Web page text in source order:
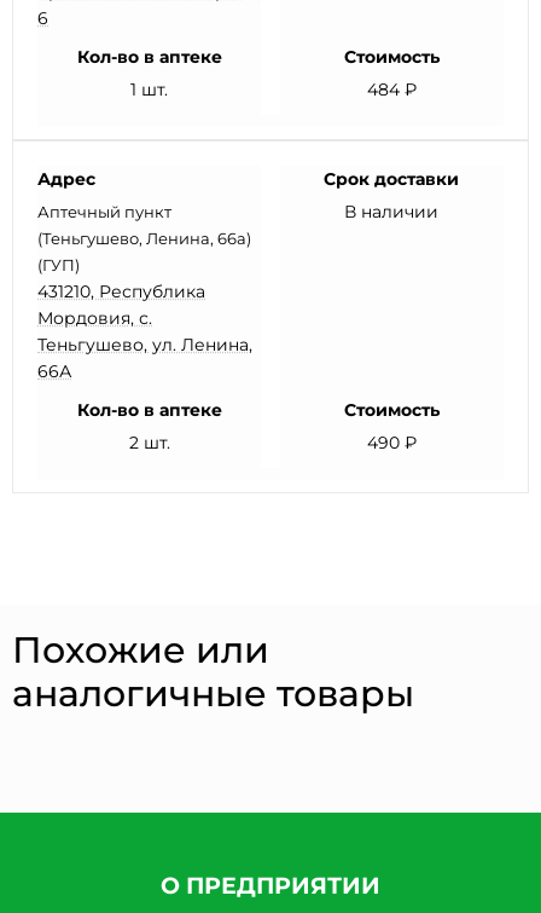
6
Кол-во в аптеке
1 шт.
Стоимость
484 ₽
Адрес
Аптечный пункт
(Теньгушево, Ленина, 66а)
(ГУП)
431210, Республика
Мордовия, с.
Теньгушево, ул. Ленина,
66А
Срок доставки
В наличии
Кол-во в аптеке
2 шт.
Стоимость
490 ₽
Похожие или
аналогичные товары
О ПРЕДПРИЯТИИ